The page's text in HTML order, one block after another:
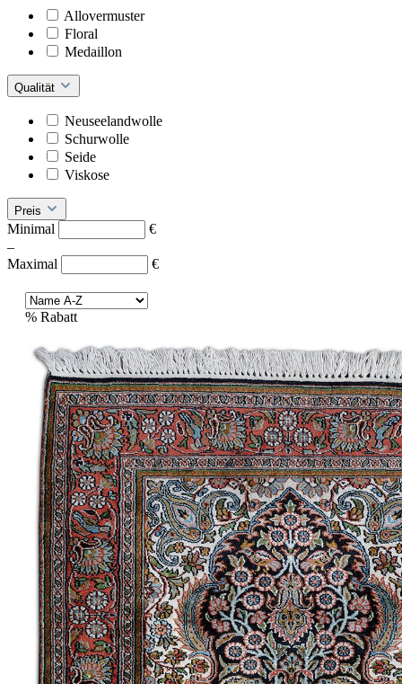
Allovermuster
Floral
Medaillon
Qualität
Neuseelandwolle
Schurwolle
Seide
Viskose
Preis
Minimal
€
–
Maximal
€
% Rabatt